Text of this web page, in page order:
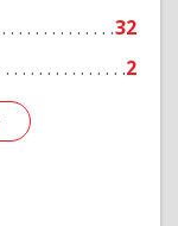
32
2